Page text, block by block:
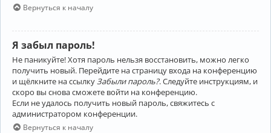
Вернуться к началу
Я забыл пароль!
Не паникуйте! Хотя пароль нельзя восстановить, можно легко
получить новый. Перейдите на страницу входа на конференцию
и щёлкните на ссылку Забыли пароль?. Следуйте инструкциям, и
скоро вы снова сможете войти на конференцию.
Если не удалось получить новый пароль, свяжитесь с
администратором конференции.
Вернуться к началу